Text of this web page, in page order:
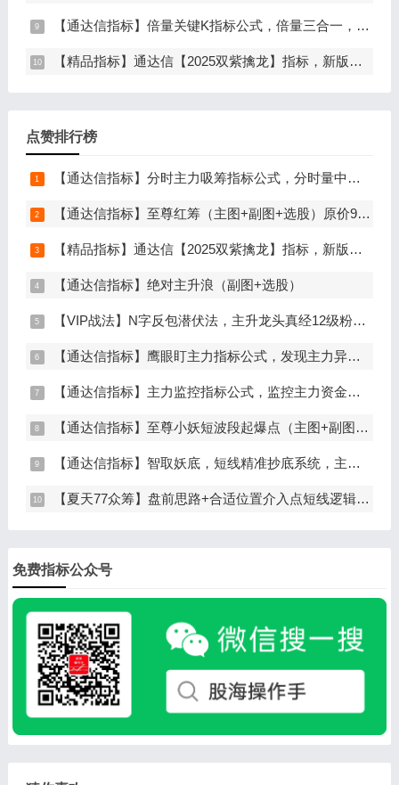
【通达信指标】倍量关键K指标公式，倍量三合一，关键起涨K线（主图+副图+选股）
【精品指标】通达信【2025双紫擒龙】指标，新版主图、副图、选股，主力吸筹套装，手机电脑通达信通用
点赞排行榜
【通达信指标】分时主力吸筹指标公式，分时量中显主力（分时副图）
【通达信指标】至尊红筹（主图+副图+选股）原价9999元的全套指标
【精品指标】通达信【2025双紫擒龙】指标，新版主图、副图、选股，主力吸筹套装，手机电脑通达信通用
【通达信指标】绝对主升浪（副图+选股）
【VIP战法】N字反包潜伏法，主升龙头真经12级粉丝专属战法，节点潜伏
【通达信指标】鹰眼盯主力指标公式，发现主力异动资金（副图+选股）
【通达信指标】主力监控指标公式，监控主力资金和筹码异动（副图+选股）
【通达信指标】至尊小妖短波段起爆点（主图+副图+选股）
【通达信指标】智取妖底，短线精准抄底系统，主做未来上涨大波段
【夏天77众筹】盘前思路+合适位置介入点短线逻辑分享
免费指标公众号